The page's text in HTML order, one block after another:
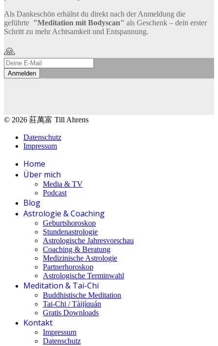
Als Dankeschön erhältst du direkt nach der Anmeldung die
geführte "Meditation mit Bodyscan" als Geschenk – dein erster
Schritt zu mehr Achtsamkeit und Entspannung.
🙏
Anmelden
© 2026 莊萬富 Till Ahrens
Datenschutz
Impressum
Home
Über mich
Media & TV
Podcast
Blog
Astrologie & Coaching
Geburtshoroskop
Stundenastrologie
Astrologische Jahresvorschau
Coaching & Beratung
Medizinische Astrologie
Partnerhoroskop
Astrologische Terminwahl
Meditation & Tai-Chi
Buddhistische Meditation
Tai-Chi / Tàijíquán
Gratis Downloads
Kontakt
Impressum
Datenschutz